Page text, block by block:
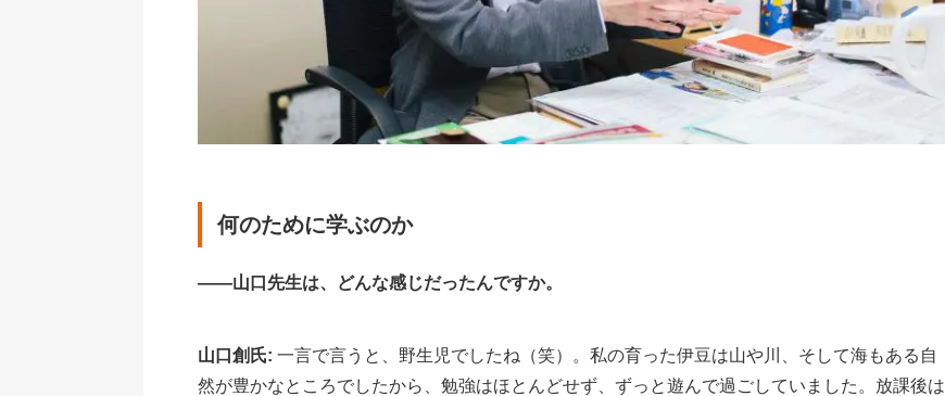
何のために学ぶのか
――山口先生は、どんな感じだったんですか。
山口創氏: 一言で言うと、野生児でしたね（笑）。私の育った伊豆は山や川、そして海もある自
然が豊かなところでしたから、勉強はほとんどせず、ずっと遊んで過ごしていました。放課後は